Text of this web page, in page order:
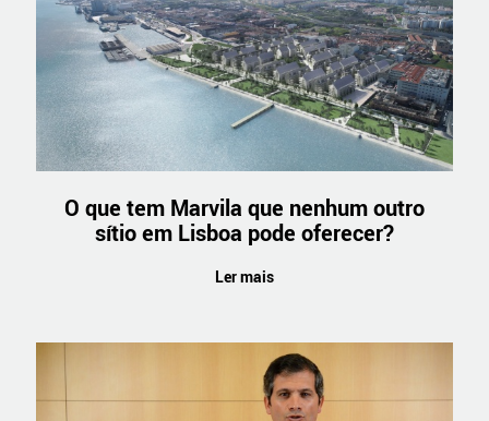
O que tem Marvila que nenhum outro
sítio em Lisboa pode oferecer?
Ler mais